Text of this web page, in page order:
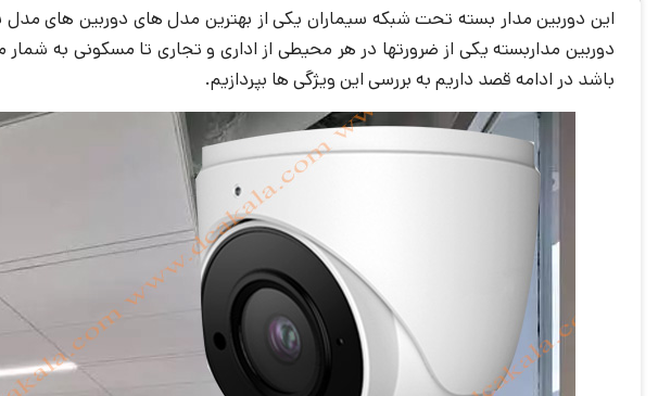
این دوربین مدار بسته تحت شبکه سیماران یکی از بهترین مدل های دوربین های
دوربین مداربسته یکی از ضرورتها‌ در هر محیطی از اداری و تجاری تا مسکونی به
باشد در ادامه قصد داریم به بررسی این ویژگی ها بپردازیم.